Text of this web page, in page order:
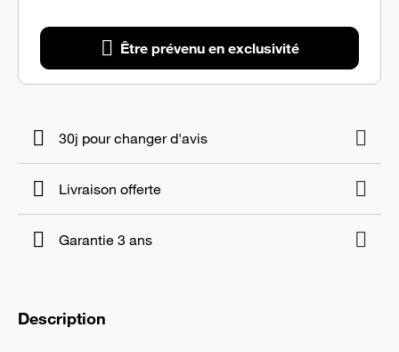
Être prévenu en exclusivité
30j pour changer d'avis
Livraison offerte
Garantie 3 ans
Description